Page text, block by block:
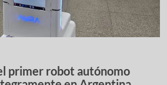
primer robot autónomo